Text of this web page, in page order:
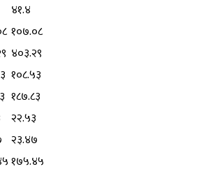
४१.४
१०७.०८
४०३.२९
१०८.५३
१८७.८३
२२.५३
२३.४७
१७५.४५